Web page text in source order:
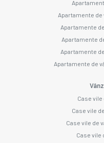
Apartamente
Apartamente
Apartamente
Apartamente
Apartamente de
Case vile
Case vile
Case vile de
Case vile